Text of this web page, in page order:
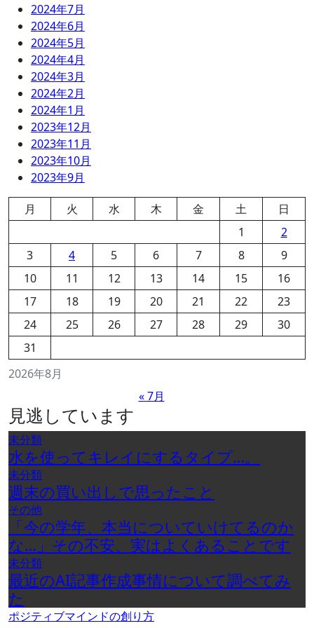
2024年7月
2024年6月
2024年5月
2024年4月
2024年3月
2024年2月
2024年1月
2023年12月
2023年11月
2023年10月
2023年9月
2026年8月
月 火 水 木 金 土
日
1
2
3
4 5 6 7 8
9
10
11 12 13 14 15
16
17
18 19 20 21 22
23
24
25 26 27 28 29
30
31
« 7月
見逃しています
未分類
水を使ってキレイにするタイプ…。
未分類
週末の買い出しで思ったこと
その他
「今の学年、本当についていけてるのか
な…」その不安、実はよくあることです
未分類
最近のAI記事作成事情について調べてみ
た
ポジティブマインドの創り方